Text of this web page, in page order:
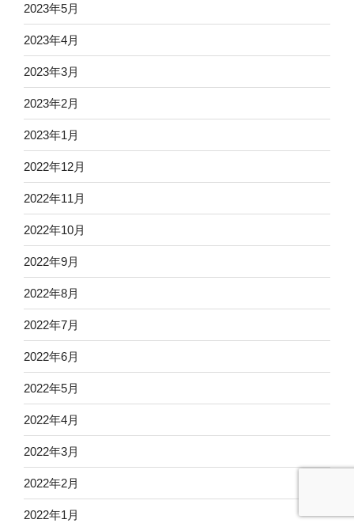
2023年5月
2023年4月
2023年3月
2023年2月
2023年1月
2022年12月
2022年11月
2022年10月
2022年9月
2022年8月
2022年7月
2022年6月
2022年5月
2022年4月
2022年3月
2022年2月
2022年1月